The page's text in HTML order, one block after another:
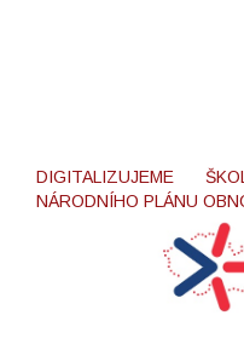
DIGITALIZUJEME
NÁRODNÍHO PLÁNU